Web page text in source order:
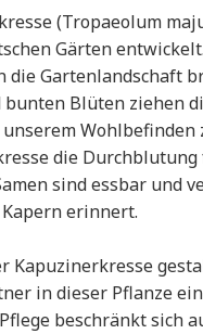
(Tropaeolum
Gärten
die Gartenlandschaft
Blüten ziehen
die
sind essbar und
erinnert.
Kapuzinerkresse
in dieser Pflanze
beschränkt sich